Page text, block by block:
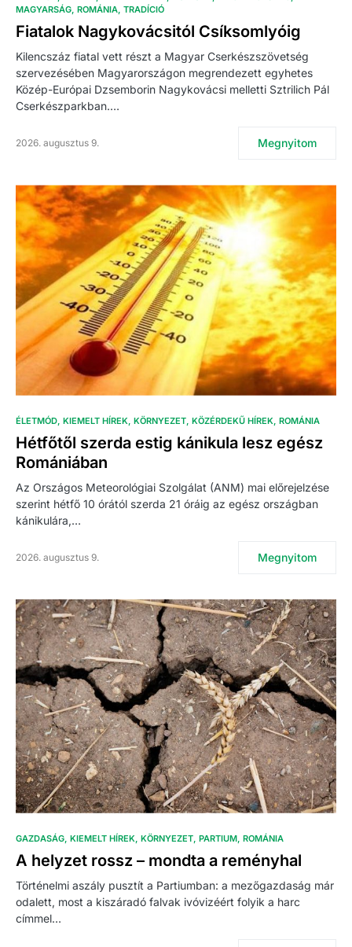
MAGYARSÁG ROMÁNIA TRADÍCIÓ
Fiatalok Nagykovácsitól Csíksomlyóig
Kilencszáz fiatal vett részt a Magyar Cserkészszövetség
szervezésében Magyarországon megrendezett egyhetes
Közép-Európai Dzsemborin Nagykovácsi melletti Sztrilich Pál
Cserkészparkban.…
2026. augusztus 9. Megnyitom
ÉLETMÓD KIEMELT HÍREK KÖRNYEZET KÖZÉRDEKŰ HÍREK ROMÁNIA
Hétfőtől szerda estig kánikula lesz egész
Romániában
Az Országos Meteorológiai Szolgálat (ANM) mai előrejelzése
szerint hétfő 10 órától szerda 21 óráig az egész országban
kánikulára,…
2026. augusztus 9. Megnyitom
GAZDASÁG KIEMELT HÍREK KÖRNYEZET PARTIUM ROMÁNIA
A helyzet rossz – mondta a reményhal
Történelmi aszály pusztít a Partiumban: a mezőgazdaság már
odalett, most a kiszáradó falvak ivóvizéért folyik a harc
címmel…